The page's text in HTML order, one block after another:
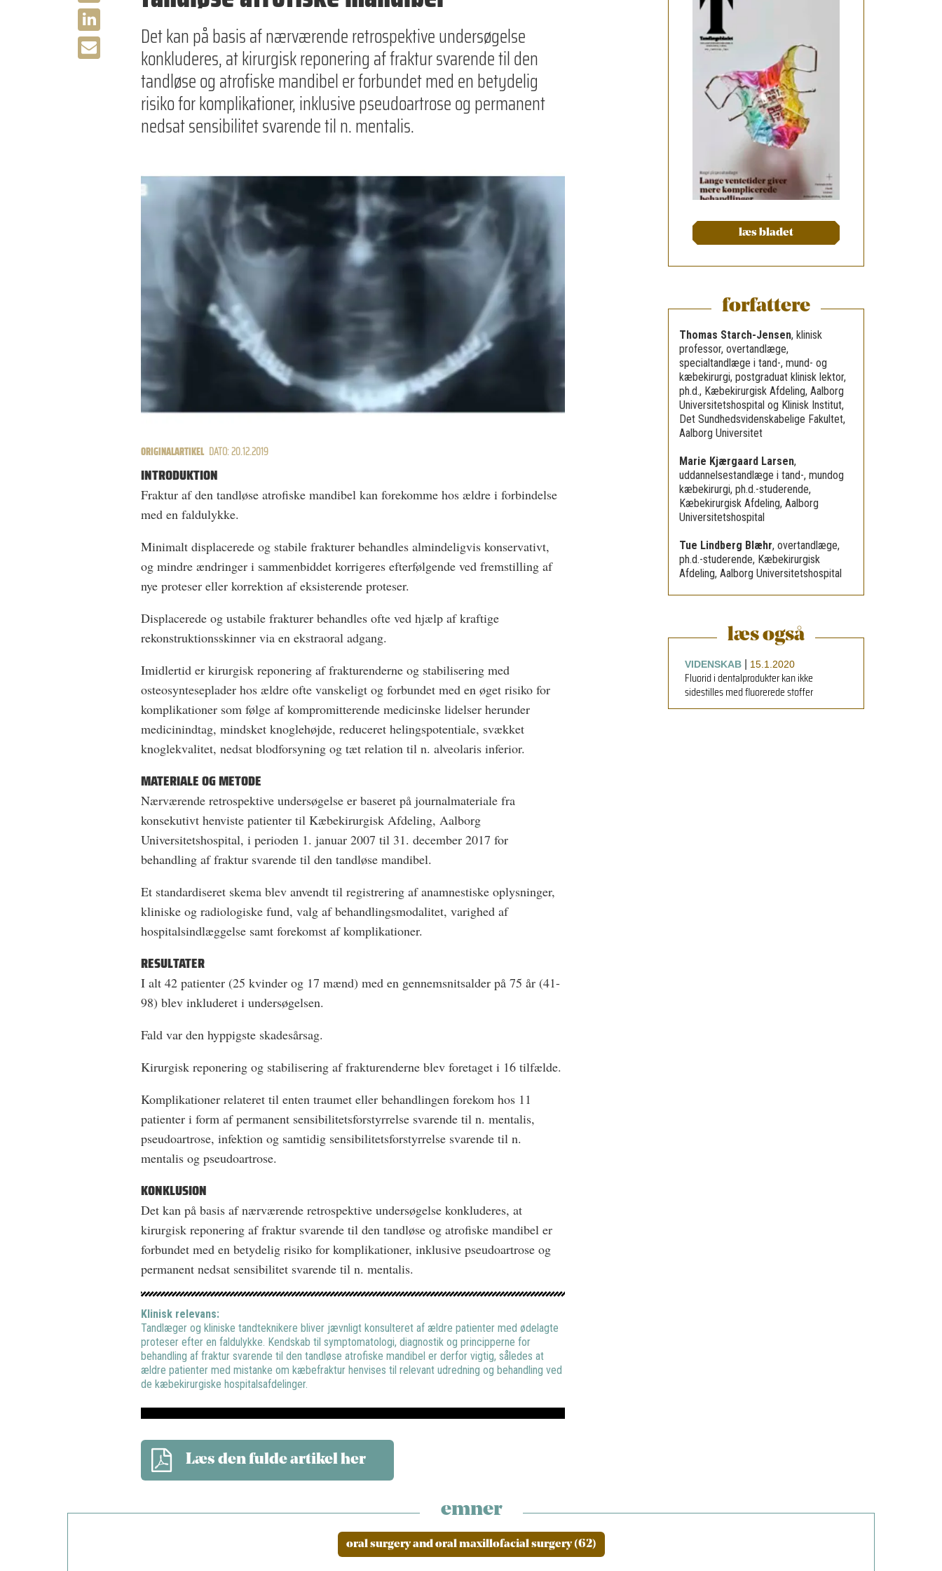
Det kan på basis af nærværende retrospektive undersøgelse
konkluderes, at kirurgisk reponering af fraktur svarende til den
tandløse og atrofiske mandibel er forbundet med en betydelig
risiko for komplikationer, inklusive pseudoartrose og permanent
nedsat sensibilitet svarende til n. mentalis.
ORIGINALARTIKEL DATO: 20.12.2019
INTRODUKTION
Fraktur af den tandløse atrofiske mandibel kan forekomme hos ældre i forbindelse
med en faldulykke.
Minimalt displacerede og stabile frakturer behandles almindeligvis konservativt,
og mindre ændringer i sammenbiddet korrigeres efterfølgende ved fremstilling af
nye proteser eller korrektion af eksisterende proteser.
Displacerede og ustabile frakturer behandles ofte ved hjælp af kraftige
rekonstruktionsskinner via en ekstraoral adgang.
Imidlertid er kirurgisk reponering af frakturenderne og stabilisering med
osteosynteseplader hos ældre ofte vanskeligt og forbundet med en øget risiko for
komplikationer som følge af kompromitterende medicinske lidelser herunder
medicinindtag, mindsket knoglehøjde, reduceret helingspotentiale, svækket
knoglekvalitet, nedsat blodforsyning og tæt relation til n. alveolaris inferior.
MATERIALE OG METODE
Nærværende retrospektive undersøgelse er baseret på journalmateriale fra
konsekutivt henviste patienter til Kæbekirurgisk Afdeling, Aalborg
Universitetshospital, i perioden 1. januar 2007 til 31. december 2017 for
behandling af fraktur svarende til den tandløse mandibel.
Et standardiseret skema blev anvendt til registrering af anamnestiske oplysninger,
kliniske og radiologiske fund, valg af behandlingsmodalitet, varighed af
hospitalsindlæggelse samt forekomst af komplikationer.
RESULTATER
I alt 42 patienter (25 kvinder og 17 mænd) med en gennemsnitsalder på 75 år (41-
98) blev inkluderet i undersøgelsen.
Fald var den hyppigste skadesårsag.
Kirurgisk reponering og stabilisering af frakturenderne blev foretaget i 16 tilfælde.
Komplikationer relateret til enten traumet eller behandlingen forekom hos 11
patienter i form af permanent sensibilitetsforstyrrelse svarende til n. mentalis,
pseudoartrose, infektion og samtidig sensibilitetsforstyrrelse svarende til n.
mentalis og pseudoartrose.
KONKLUSION
Det kan på basis af nærværende retrospektive undersøgelse konkluderes, at
kirurgisk reponering af fraktur svarende til den tandløse og atrofiske mandibel er
forbundet med en betydelig risiko for komplikationer, inklusive pseudoartrose og
permanent nedsat sensibilitet svarende til n. mentalis.
Klinisk relevans:
Tandlæger og kliniske tandteknikere bliver jævnligt konsulteret af ældre patienter med ødelagte
proteser efter en faldulykke. Kendskab til symptomatologi, diagnostik og principperne for
behandling af fraktur svarende til den tandløse atrofiske mandibel er derfor vigtig, således at
ældre patienter med mistanke om kæbefraktur henvises til relevant udredning og behandling ved
de kæbekirurgiske hospitalsafdelinger.
Læs den fulde artikel her
læs bladet
forfattere
Thomas Starch-Jensen, klinisk
professor, overtandlæge,
specialtandlæge i tand-, mund- og
kæbekirurgi, postgraduat klinisk lektor,
ph.d., Kæbekirurgisk Afdeling, Aalborg
Universitetshospital og Klinisk Institut,
Det Sundhedsvidenskabelige Fakultet,
Aalborg Universitet
Marie Kjærgaard Larsen,
uddannelsestandlæge i tand-, mundog
kæbekirurgi, ph.d.-studerende,
Kæbekirurgisk Afdeling, Aalborg
Universitetshospital
Tue Lindberg Blæhr, overtandlæge,
ph.d.-studerende, Kæbekirurgisk
Afdeling, Aalborg Universitetshospital
læs også
VIDENSKAB| 15.1.2020
Fluorid i dentalprodukter kan ikke
sidestilles med fluorerede stoffer
emner
oral surgery and oral maxillofacial surgery (62)